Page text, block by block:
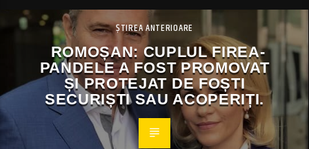
ȘTIREA ANTERIOARE
ROMOȘAN: CUPLUL FIREA-
PANDELE A FOST PROMOVAT
ȘI PROTEJAT DE FOȘTI
SECURIȘTI SAU ACOPERIȚI.